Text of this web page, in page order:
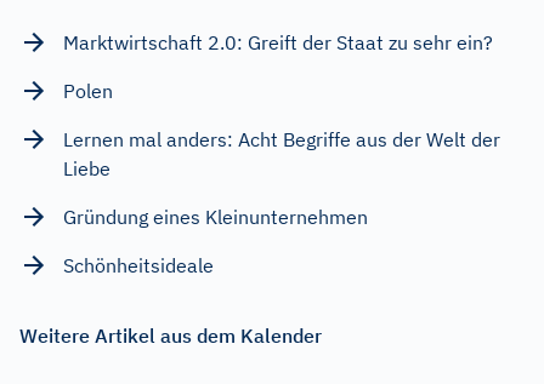
Marktwirtschaft 2.0: Greift der Staat zu sehr ein?
Polen
Lernen mal anders: Acht Begriffe aus der Welt der
Liebe
Gründung eines Kleinunternehmen
Schönheitsideale
Weitere Artikel aus dem Kalender